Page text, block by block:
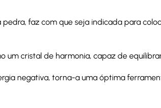
faz com que seja indicada para
um cristal de harmonia, capaz de
negativa, torna-a uma óptima